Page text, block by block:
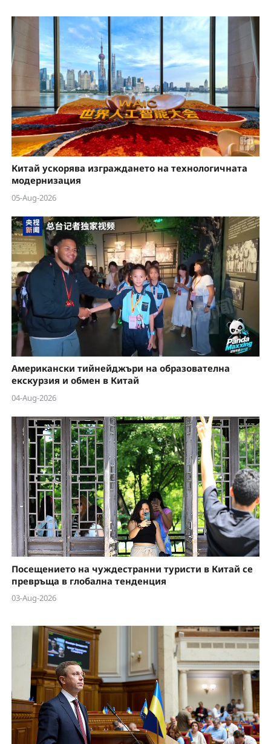
Китай ускорява изграждането на технологичната
модернизация
05-Aug-2026
Американски тийнейджъри на образователна
екскурзия и обмен в Китай
04-Aug-2026
Посещението на чуждестранни туристи в Китай се
превръща в глобална тенденция
03-Aug-2026